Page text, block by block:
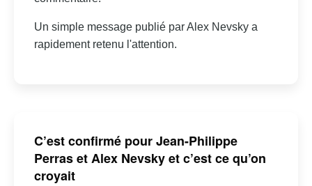
Un simple message publié par Alex Nevsky a
rapidement retenu l'attention.
C’est confirmé pour Jean-Philippe
Perras et Alex Nevsky et c’est ce qu’on
croyait